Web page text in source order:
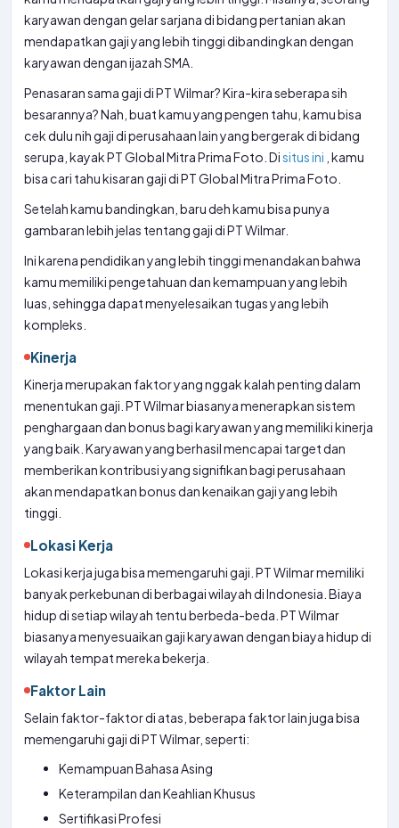
karyawan dengan gelar sarjana di bidang pertanian akan
mendapatkan gaji yang lebih tinggi dibandingkan dengan
karyawan dengan ijazah SMA.
Penasaran sama gaji di PT Wilmar? Kira-kira seberapa sih
besarannya? Nah, buat kamu yang pengen tahu, kamu bisa
cek dulu nih gaji di perusahaan lain yang bergerak di bidang
serupa, kayak PT Global Mitra Prima Foto. Disitus ini , kamu
bisa cari tahu kisaran gaji di PT Global Mitra Prima Foto.
Setelah kamu bandingkan, baru deh kamu bisa punya
gambaran lebih jelas tentang gaji di PT Wilmar.
Ini karena pendidikan yang lebih tinggi menandakan bahwa
kamu memiliki pengetahuan dan kemampuan yang lebih
luas, sehingga dapat menyelesaikan tugas yang lebih
kompleks.
Kinerja
Kinerja merupakan faktor yang nggak kalah penting dalam
menentukan gaji. PT Wilmar biasanya menerapkan sistem
penghargaan dan bonus bagi karyawan yang memiliki kinerja
yang baik. Karyawan yang berhasil mencapai target dan
memberikan kontribusi yang signifikan bagi perusahaan
akan mendapatkan bonus dan kenaikan gaji yang lebih
tinggi.
Lokasi Kerja
Lokasi kerja juga bisa memengaruhi gaji. PT Wilmar memiliki
banyak perkebunan di berbagai wilayah di Indonesia. Biaya
hidup di setiap wilayah tentu berbeda-beda. PT Wilmar
biasanya menyesuaikan gaji karyawan dengan biaya hidup di
wilayah tempat mereka bekerja.
Faktor Lain
Selain faktor-faktor di atas, beberapa faktor lain juga bisa
memengaruhi gaji di PT Wilmar, seperti:
Kemampuan Bahasa Asing
Keterampilan dan Keahlian Khusus
Sertifikasi Profesi